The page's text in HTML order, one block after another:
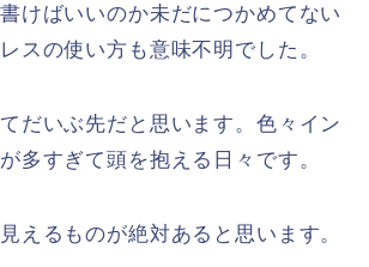
けばいいのか未だにつかめてない
スの使い方も意味不明でした。
だいぶ先だと思います。色々イン
多すぎて頭を抱える日々です。
えるものが絶対あると思います。